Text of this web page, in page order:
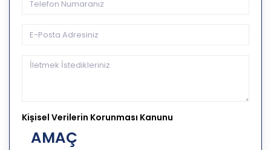
Kişisel Verilerin Korunması Kanunu
AMAÇ